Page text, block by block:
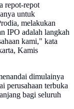
repot-repot
untuk
melakukan
IPO adalah langkah
kami," kata
Kamis
dimulainya
perusahaan terbuka
bagi seluruh